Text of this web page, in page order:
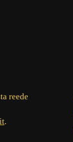
reede
.